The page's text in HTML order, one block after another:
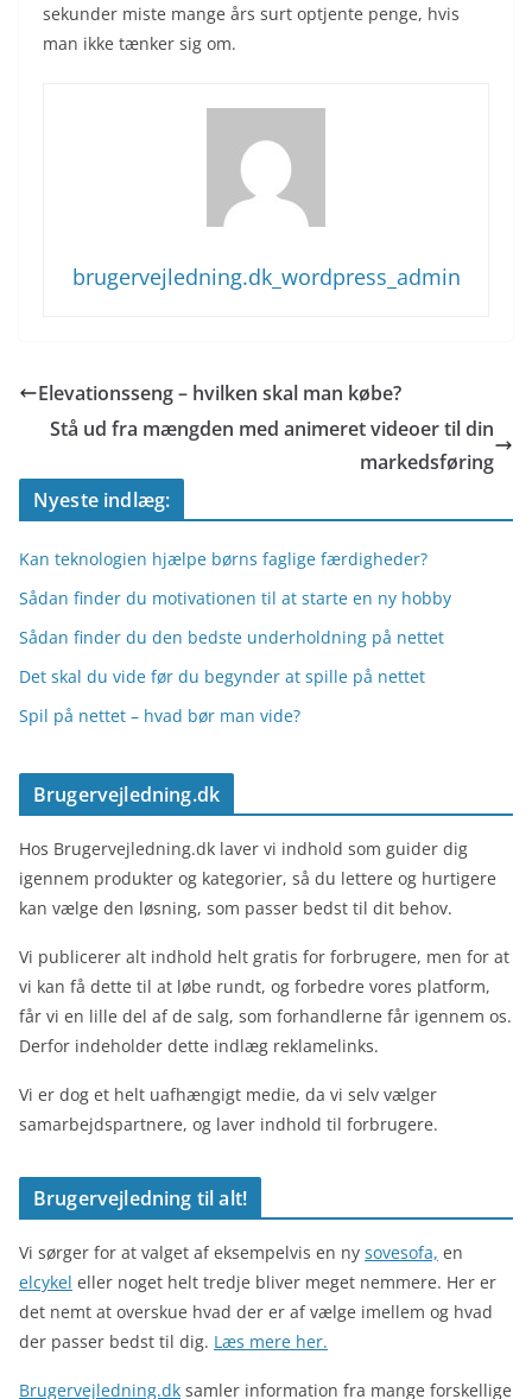
sekunder miste mange års surt optjente penge, hvis
man ikke tænker sig om.
brugervejledning.dk_wordpress_admin
Elevationsseng – hvilken skal man købe?
Stå ud fra mængden med animeret videoer til din
markedsføring
Nyeste indlæg:
Kan teknologien hjælpe børns faglige færdigheder?
Sådan finder du motivationen til at starte en ny hobby
Sådan finder du den bedste underholdning på nettet
Det skal du vide før du begynder at spille på nettet
Spil på nettet – hvad bør man vide?
Brugervejledning.dk
Hos Brugervejledning.dk laver vi indhold som guider dig
igennem produkter og kategorier, så du lettere og hurtigere
kan vælge den løsning, som passer bedst til dit behov.
Vi publicerer alt indhold helt gratis for forbrugere, men for at
vi kan få dette til at løbe rundt, og forbedre vores platform,
får vi en lille del af de salg, som forhandlerne får igennem os.
Derfor indeholder dette indlæg reklamelinks.
Vi er dog et helt uafhængigt medie, da vi selv vælger
samarbejdspartnere, og laver indhold til forbrugere.
Brugervejledning til alt!
Vi sørger for at valget af eksempelvis en ny sovesofa, en
elcykel eller noget helt tredje bliver meget nemmere. Her er
det nemt at overskue hvad der er af vælge imellem og hvad
der passer bedst til dig. Læs mere her.
Brugervejledning.dk samler information fra mange forskellige